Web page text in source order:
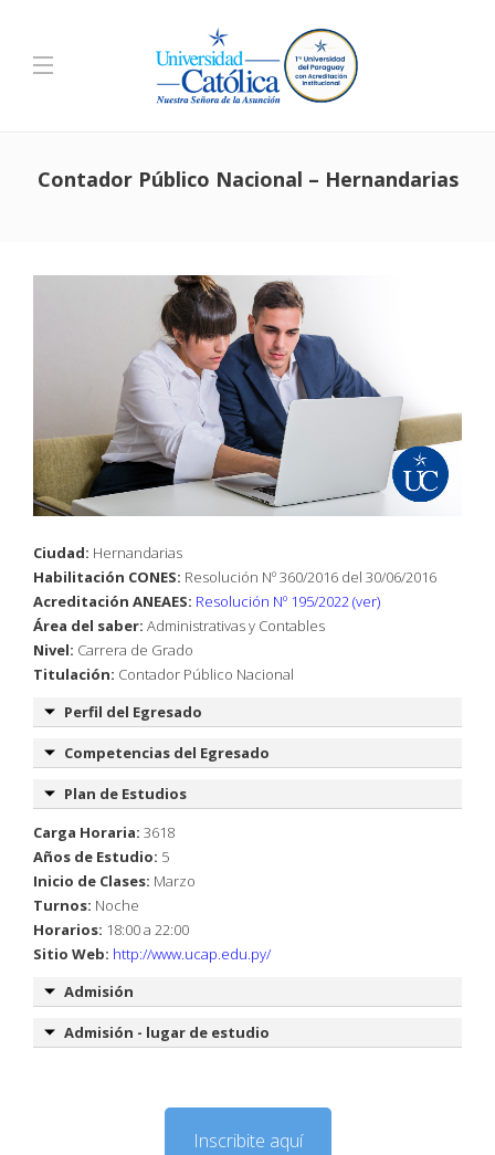
Contador Público Nacional – Hernandarias
Ciudad: Hernandarias
Habilitación CONES: Resolución Nº 360/2016 del 30/06/2016
Acreditación ANEAES: Resolución Nº 195/2022 (ver)
Área del saber: Administrativas y Contables
Nivel: Carrera de Grado
Titulación: Contador Público Nacional
Perfil del Egresado
Competencias del Egresado
Plan de Estudios
Carga Horaria: 3618
Años de Estudio: 5
Inicio de Clases: Marzo
Turnos: Noche
Horarios: 18:00 a 22:00
Sitio Web: http://www.ucap.edu.py/
Admisión
Admisión - lugar de estudio
Inscribite aquí